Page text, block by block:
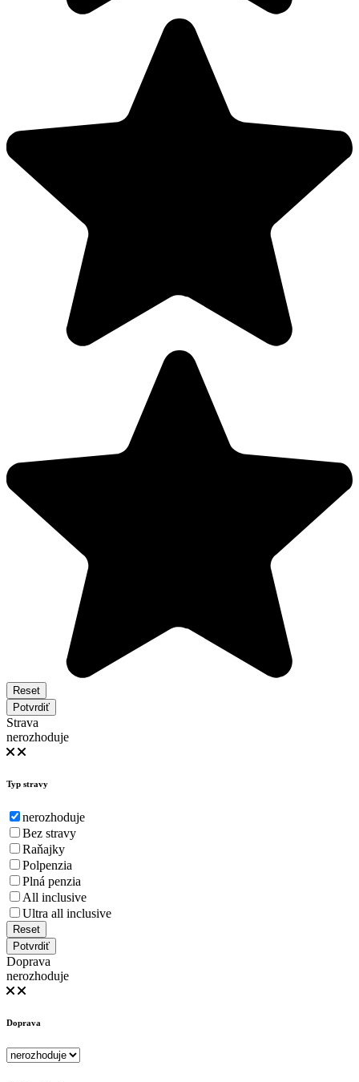
Reset
Potvrdiť
Strava
nerozhoduje
Typ stravy
nerozhoduje
Bez stravy
Raňajky
Polpenzia
Plná penzia
All inclusive
Ultra all inclusive
Reset
Potvrdiť
Doprava
nerozhoduje
Doprava